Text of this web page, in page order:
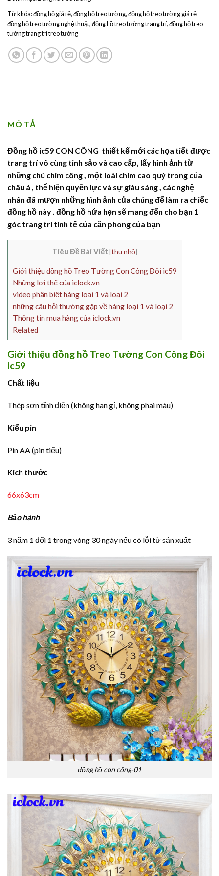
Từ khóa:đồng hồ giá rẻ,đồng hồ treo tường,đồng hồ treo tường giá rẻ,
đồng hồ treo tường nghệ thuật,đồng hồ treo tường trang trí,đồng hồ treo
tường trang trí treo tường
MÔ TẢ
Đồng hồ ic59 CON CÔNG thiết kế mới các họa tiết được
trang trí vô cùng tinh sảo và cao cấp, lấy hình ảnh từ
những chú chim công , một loài chim cao quý trong của
châu á , thể hiện quyền lực và sự giàu sáng , các nghệ
nhân đã mượn những hình ảnh của chúng để làm ra chiếc
đồng hồ này . đồng hồ hứa hẹn sẽ mang đến cho bạn 1
góc trang trí tinh tế của căn phong của bạn
Tiêu Đề Bài Viết [thu nhỏ]
Giới thiệu đồng hồ Treo Tường Con Công Đôi ic59
Những lợi thế của iclock.vn
video phân biệt hàng loại 1 và loại 2
những câu hỏi thường gặp về hàng loại 1 và loại 2
Thông tin mua hàng của iclock.vn
Related
Giới thiệu đồng hồ Treo Tường Con Công Đôi
ic59
Chất liệu
Thép sơn tĩnh điện (không han gỉ, không phai màu)
Kiểu pin
Pin AA (pin tiểu)
Kich thước
66x63cm
Bảo hành
3 năm 1 đổi 1 trong vòng 30 ngày nếu có lỗi từ sản xuất
đồng hồ con công-01